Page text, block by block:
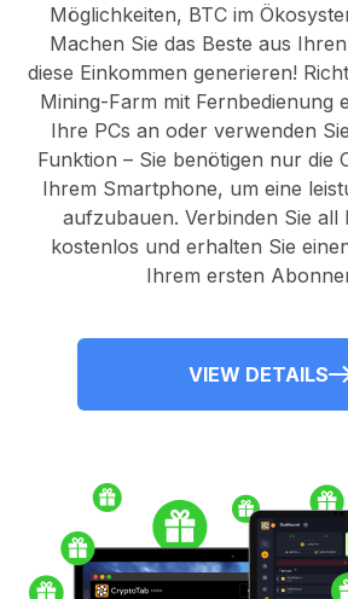
Möglichkeiten, BTC im
Machen Sie das Beste aus
diese Einkommen generieren!
Mining-Farm mit Fernbedienung
Ihre PCs an oder verwenden
Funktion – Sie benötigen nur die
Ihrem Smartphone, um eine
aufzubauen. Verbinden Sie all
kostenlos und erhalten Sie
Ihrem ersten
VIEW DETAILS